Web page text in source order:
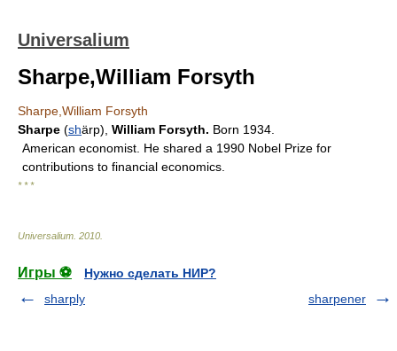
Universalium
Sharpe,William Forsyth
Sharpe,William Forsyth
Sharpe (shärp), William Forsyth. Born 1934.
American economist. He shared a 1990 Nobel Prize for
contributions to financial economics.
* * *
Universalium 2010
Игры ⚽
Нужно сделать НИР?
sharply
sharpener